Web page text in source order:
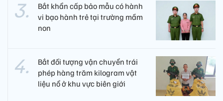
Bắt khẩn cấp bảo mẫu có hành
vi bạo hành trẻ tại trường mầm
non
Bắt đối tượng vận chuyển trái
phép hàng trăm kilogram vật
liệu nổ ở khu vực biên giới